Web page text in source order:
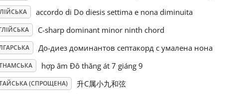
accordo di Do diesis settima e nona diminuita
C-sharp dominant minor ninth chord
До-диез доминантов септакорд с умалена нона
hợp âm Đô thăng át 7 giáng 9
(СПРОЩЕНА) 升C属小九和弦